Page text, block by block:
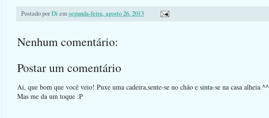
Postado porDi emsegunda-feira, agosto 26, 2013
Nenhum comentário:
Postar um comentário
Ai, que bom que você veio! Puxe uma cadeira,sente-se no chão e sinta-se na casa alheia.^^
Mas me da um toque :P